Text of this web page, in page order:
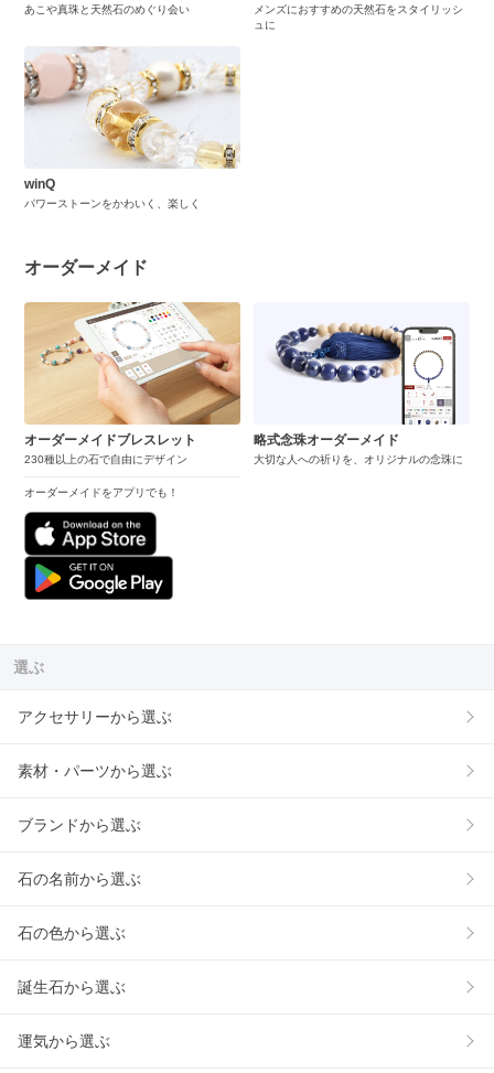
あこや真珠と天然石のめぐり会い
メンズにおすすめの天然石をスタイリッシ
ュに
winQ
パワーストーンをかわいく、楽しく
オーダーメイド
オーダーメイドブレスレット
230種以上の石で自由にデザイン
オーダーメイドをアプリでも！
略式念珠オーダーメイド
大切な人への祈りを、オリジナルの念珠に
選ぶ
アクセサリーから選ぶ
素材・パーツから選ぶ
ブランドから選ぶ
石の名前から選ぶ
石の色から選ぶ
誕生石から選ぶ
運気から選ぶ